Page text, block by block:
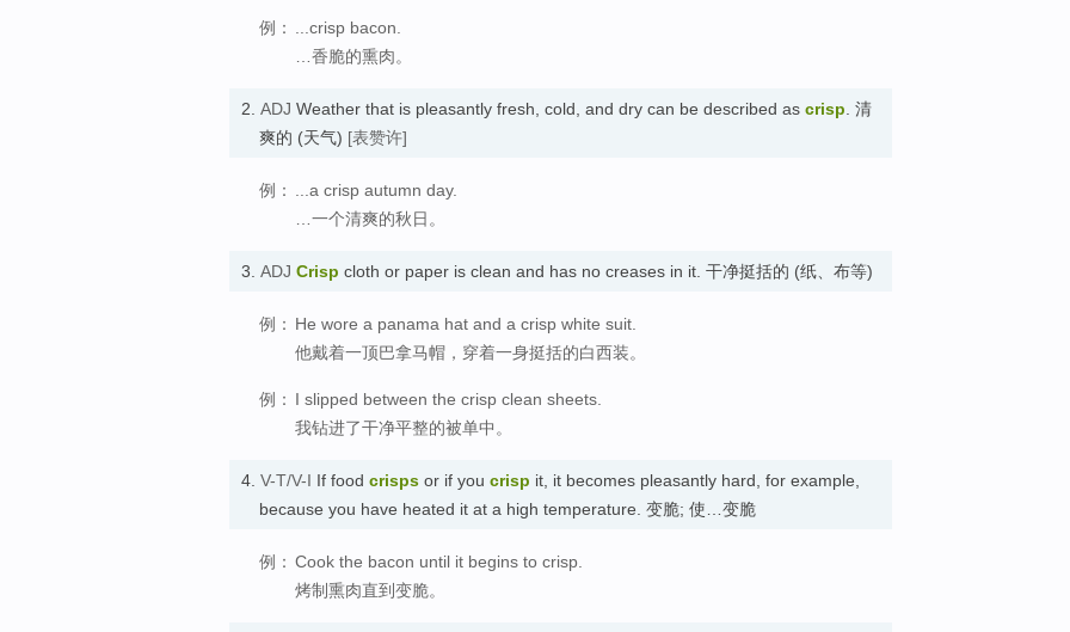
例： ...crisp bacon.
…香脆的熏肉。
2. ADJ Weather that is pleasantly fresh, cold, and dry can be described as crisp. 清
爽的 (天气) [表赞许]
例： ...a crisp autumn day.
…一个清爽的秋日。
3. ADJ Crisp cloth or paper is clean and has no creases in it. 干净挺括的 (纸、布等)
例： He wore a panama hat and a crisp white suit.
他戴着一顶巴拿马帽，穿着一身挺括的白西装。
例： I slipped between the crisp clean sheets.
我钻进了干净平整的被单中。
4. V-T/V-I If food crisps or if you crisp it, it becomes pleasantly hard, for example,
because you have heated it at a high temperature. 变脆; 使…变脆
例： Cook the bacon until it begins to crisp.
烤制熏肉直到变脆。